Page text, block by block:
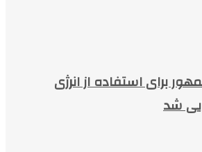
برای استفاده از انرژی
شد